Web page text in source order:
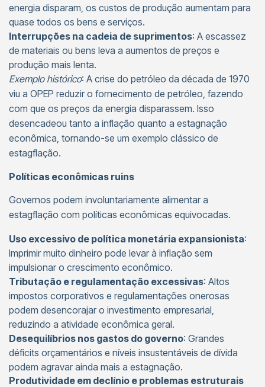
energia disparam, os custos de produção aumentam para
quase todos os bens e serviços.
Interrupções na cadeia de suprimentos: A escassez
de materiais ou bens leva a aumentos de preços e
produção mais lenta.
Exemplo histórico: A crise do petróleo da década de 1970
viu a OPEP reduzir o fornecimento de petróleo, fazendo
com que os preços da energia disparassem. Isso
desencadeou tanto a inflação quanto a estagnação
econômica, tornando-se um exemplo clássico de
estagflação.
Políticas econômicas ruins
Governos podem involuntariamente alimentar a
estagflação com políticas econômicas equivocadas.
Uso excessivo de política monetária expansionista:
Imprimir muito dinheiro pode levar à inflação sem
impulsionar o crescimento econômico.
Tributação e regulamentação excessivas: Altos
impostos corporativos e regulamentações onerosas
podem desencorajar o investimento empresarial,
reduzindo a atividade econômica geral.
Desequilíbrios nos gastos do governo: Grandes
déficits orçamentários e níveis insustentáveis de dívida
podem agravar ainda mais a estagnação.
Produtividade em declínio e problemas estruturais